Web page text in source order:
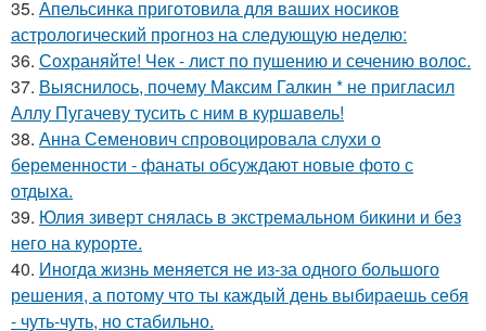
35. Апельсинка приготовила для ваших носиков
астрологический прогноз на следующую неделю:
36. Сохраняйте! Чек - лист по пушению и сечению волос.
37. Выяснилось, почему Максим Галкин * не пригласил
Аллу Пугачеву тусить с ним в куршавель!
38. Анна Семенович спровоцировала слухи о
беременности - фанаты обсуждают новые фото с
отдыха.
39. Юлия зиверт снялась в экстремальном бикини и без
него на курорте.
40. Иногда жизнь меняется не из-за одного большого
решения, а потому что ты каждый день выбираешь себя
- чуть-чуть, но стабильно.